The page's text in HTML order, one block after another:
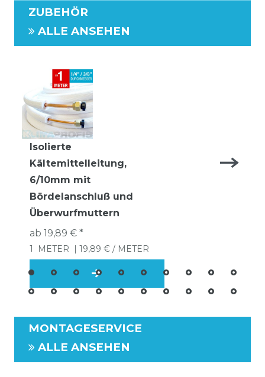
ZUBEHÖR
ALLE ANSEHEN
Isolierte
Kältemittelleitung,
6/10mm mit
Bördelanschluß und
Überwurfmuttern
ab 19,89 € *
1 METER | 19,89 € / METER
MONTAGESERVICE
ALLE ANSEHEN